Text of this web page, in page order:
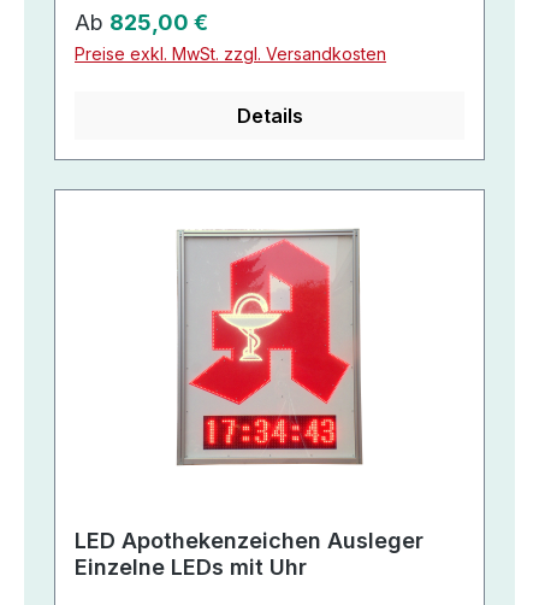
Regulärer Preis:
Ab 825,00 €
Preise exkl. MwSt. zzgl. Versandkosten
Details
LED Apothekenzeichen Ausleger
Einzelne LEDs mit Uhr